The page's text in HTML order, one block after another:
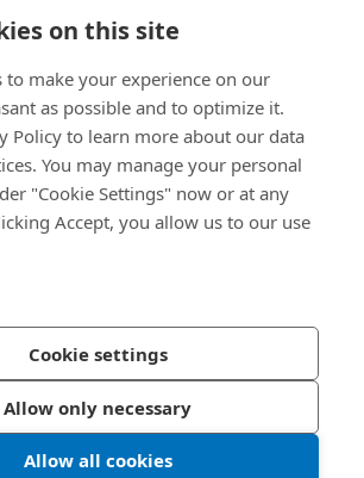
on this site
to make your experience on our
as possible and to optimize it.
Policy to learn more about our data
You may manage your personal
"Cookie Settings" now or at any
Accept, you allow us to our use
Cookie settings
Allow only necessary
Allow all cookies